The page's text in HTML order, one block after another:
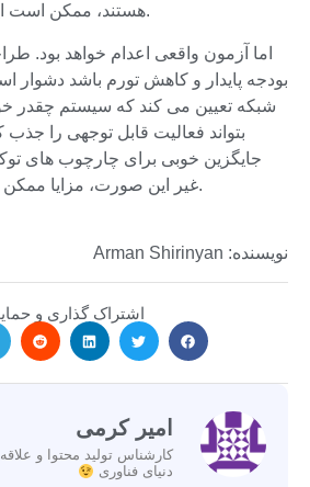
هستند، ممکن است این تغییر را جذاب بدانند.
اما آزمون واقعی اعدام خواهد بود.
بودجه پایدار و کاهش تورم باشد دشوار
شبکه تعیین می کند که سیستم چقدر
جایگزین خوبی برای چارچوب های
غیر این صورت، مزایا ممکن است نظری باقی بماند.
نویسنده: Arman Shirinyan
اشتراک گذاری و
امیر کرمی
کارشناس تولید محتوا و
دنیای فناوری